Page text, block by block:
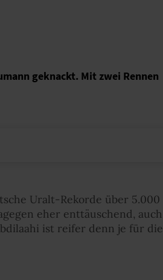
geknackt. Mit zwei Rennen
Uralt-Rekorde über 5.000
eher enttäuschend, auch
ist reifer denn je für die